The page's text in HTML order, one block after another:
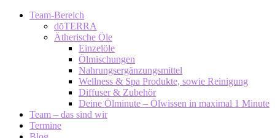
Team-Bereich
dōTERRA
Ätherische Öle
Einzelöle
Ölmischungen
Nahrungsergänzungsmittel
Wellness & Spa Produkte, sowie Reinigung
Diffuser & Zubehör
Deine Ölminute – Ölwissen in maximal 1 Minute
Team – das sind wir
Termine